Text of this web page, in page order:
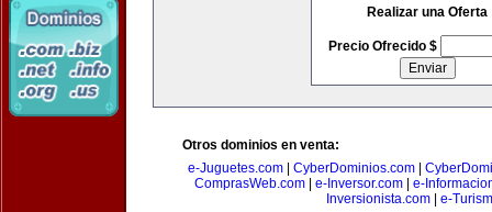
Realizar una Oferta
Precio Ofrecido $
Otros dominios en venta:
e-Juguetes.com| CyberDominios.com|
ComprasWeb.com
e-Inversor.com
e-
Inversionista.com| e-